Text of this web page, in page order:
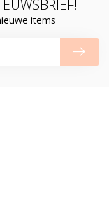
items